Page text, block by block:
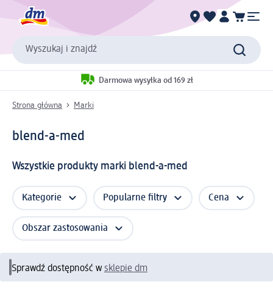
Wyszukaj i znajdź
Darmowa wysyłka od 169 zł
Strona główna Marki
blend-a-med
Wszystkie produkty marki blend-a-med
Kategorie Popularne filtry Cena
Obszar zastosowania
Sprawdź dostępność w sklepie dm